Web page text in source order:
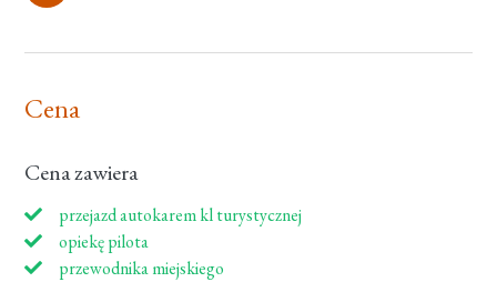
Cena
Cena zawiera
przejazd autokarem kl turystycznej
opiekę pilota
przewodnika miejskiego